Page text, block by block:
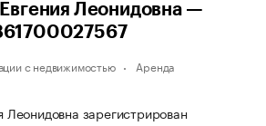
Леонидовна —
с недвижимостью
Аренда
Леонидовна зарегистрирован